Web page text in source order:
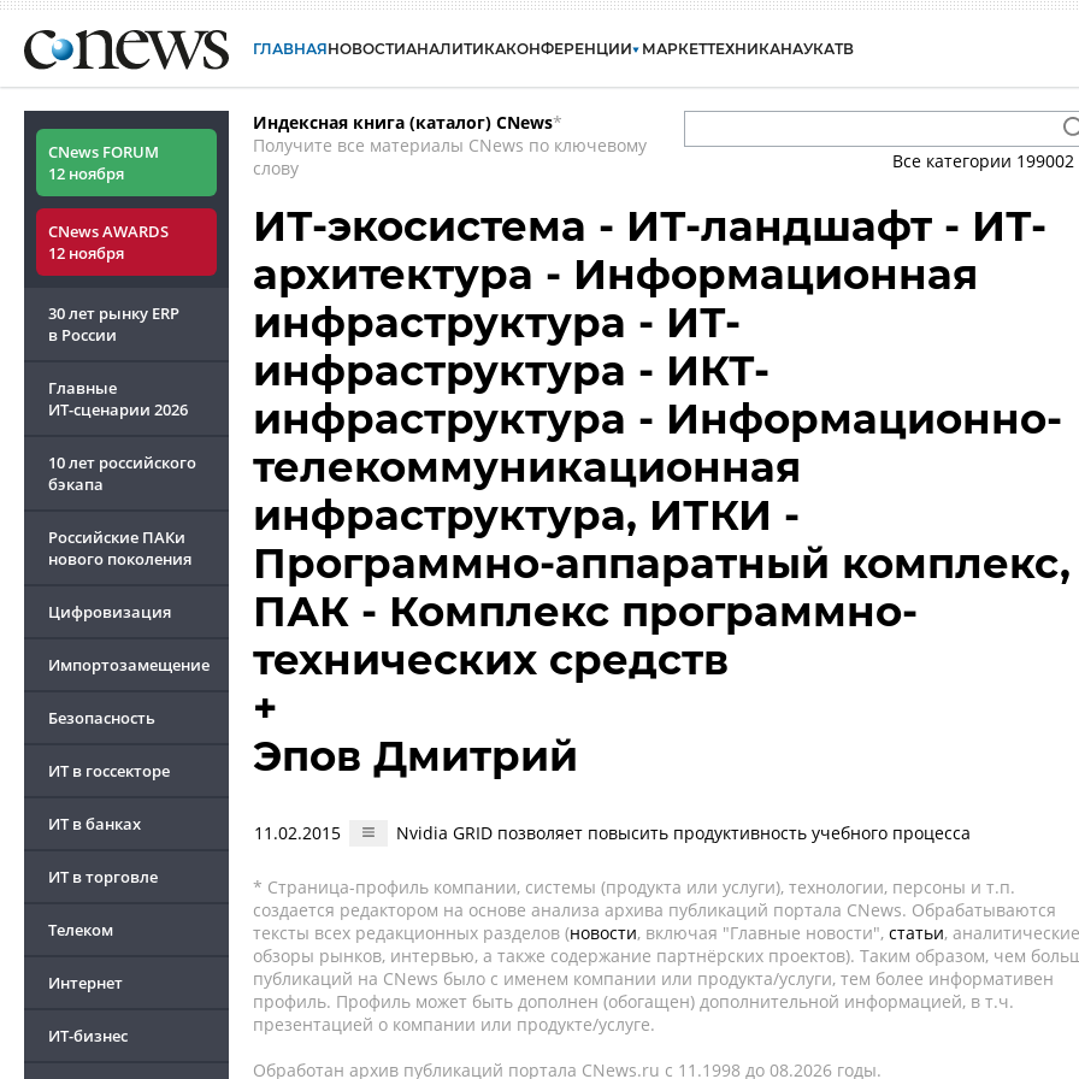
ГЛАВНАЯНОВОСТИАНАЛИТИКАКОНФЕРЕНЦИИ МАРКЕТТЕХНИКАНАУКАТВ
CNews FORUM
12 ноября
CNews AWARDS
12 ноября
30 лет рынку ERP
в России
Главные
ИТ-сценарии 2026
10 лет российского
бэкапа
Российские ПАКи
нового поколения
Цифровизация
Импортозамещение
Безопасность
ИТ в госсекторе
ИТ в банках
ИТ в торговле
Телеком
Интернет
ИТ-бизнес
Индексная книга (каталог) CNews*
Получите все материалы CNews по ключевому
слову
Все категории 199002
ИТ-экосистема - ИТ-ландшафт - ИТ-
архитектура - Информационная
инфраструктура - ИТ-
инфраструктура - ИКТ-
инфраструктура - Информационно-
телекоммуникационная
инфраструктура, ИТКИ -
Программно-аппаратный комплекс,
ПАК - Комплекс программно-
технических средств
+
Эпов Дмитрий
11.02.2015 Nvidia GRID позволяет повысить продуктивность учебного процесса
* Страница-профиль компании, системы (продукта или услуги), технологии, персоны и т.п.
создается редактором на основе анализа архива публикаций портала CNews. Обрабатываются
тексты всех редакционных разделов (новости, включая "Главные новости", статьи, аналитические
обзоры рынков, интервью, а также содержание партнёрских проектов). Таким образом, чем
публикаций на CNews было с именем компании или продукта/услуги, тем более информативен
профиль. Профиль может быть дополнен (обогащен) дополнительной информацией, в т.ч.
презентацией о компании или продукте/услуге.
Обработан архив публикаций портала CNews.ru c 11.1998 до 08.2026 годы.